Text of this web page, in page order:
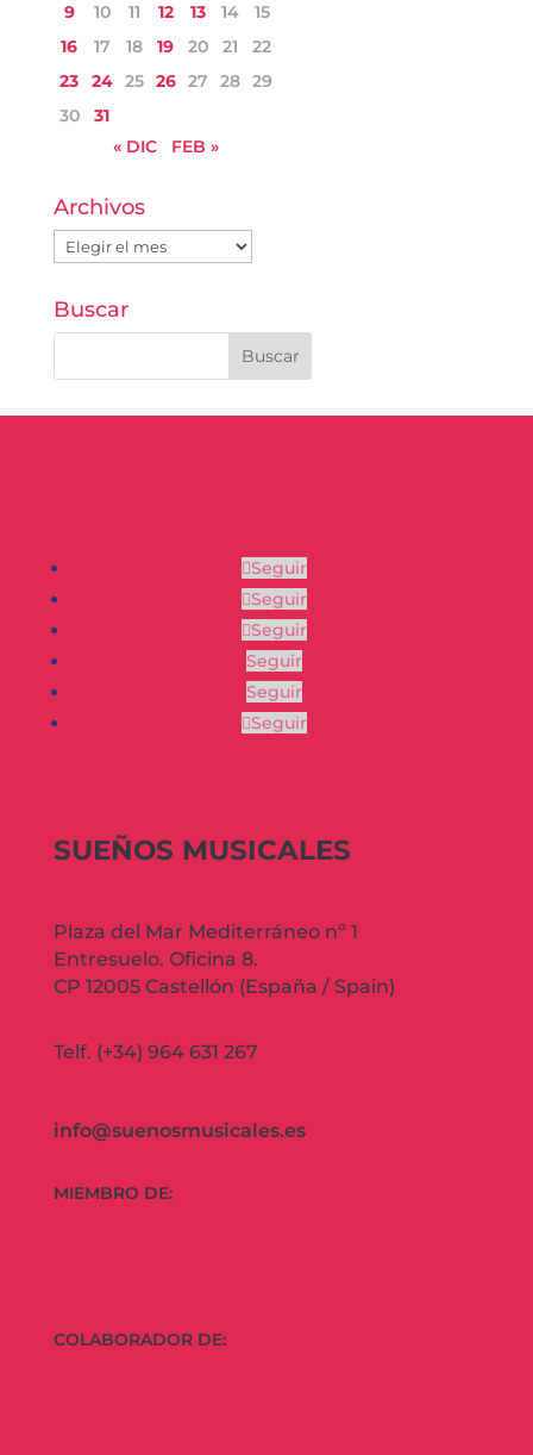
9
10 11 12 13 14
15
16
17 18 19 20 21
22
23
24 25 26 27 28 29
30
31
« DIC
FEB »
Archivos
Archivos
Buscar
Seguir
Seguir
Seguir
Seguir
Seguir
Seguir
SUEÑOS MUSICALES
Plaza del Mar Mediterráneo nº 1
Entresuelo. Oficina 8.
CP 12005 Castellón (España / Spain)
Telf. (+34) 964 631 267
info@suenosmusicales.es
MIEMBRO DE:
COLABORADOR DE: